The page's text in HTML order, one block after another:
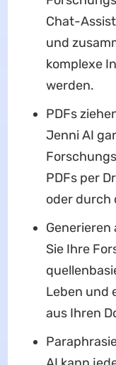
Chat-
und
komplexe
werden.
PDFs
Jenni AI
PDFs per
oder durch
Generieren
Sie Ihre
Leben und
aus Ihren